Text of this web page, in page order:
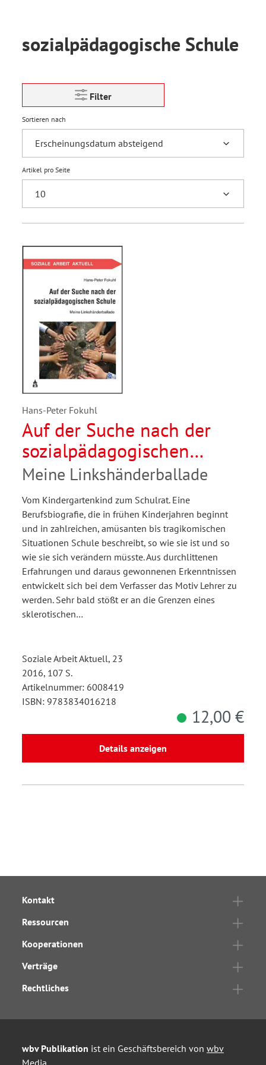
sozialpädagogische Schule
Filter
Sortieren nach
Artikel pro Seite
Hans-Peter Fokuhl
Auf der Suche nach der
sozialpädagogischen
Schule
Meine Linkshänderballade
Vom Kindergartenkind zum Schulrat. Eine
Berufsbiografie, die in frühen Kinderjahren beginnt
und in zahlreichen, amüsanten bis tragikomischen
Situationen Schule beschreibt, so wie sie ist und so
wie sie sich verändern müsste. Aus durchlittenen
Erfahrungen und daraus gewonnenen Erkenntnissen
entwickelt sich bei dem Verfasser das Motiv Lehrer zu
werden. Sehr bald stößt er an die Grenzen eines
sklerotischen…
Soziale Arbeit Aktuell, 23
2016, 107 S.
Artikelnummer: 6008419
ISBN: 9783834016218
12,00 €
Details anzeigen
Kontakt
Ressourcen
Kooperationen
Verträge
Rechtliches
wbv Publikation ist ein Geschäftsbereich von wbv